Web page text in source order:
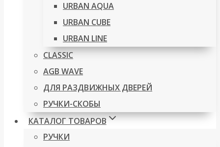
URBAN AQUA
URBAN CUBE
URBAN LINE
CLASSIC
AGB WAVE
ДЛЯ РАЗДВИЖНЫХ ДВЕРЕЙ
РУЧКИ-СКОБЫ
КАТАЛОГ ТОВАРОВ
РУЧКИ